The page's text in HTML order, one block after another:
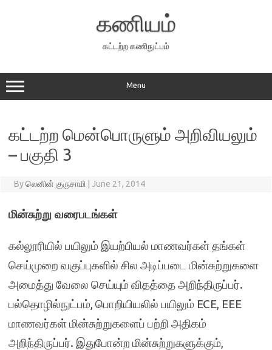
கணியம்
கட்டற்ற கணிநுட்பம்
Menu
கட்டற்ற மென்பொருளும் அறிவியலும்
– பகுதி 3
Byலெனின் குருசாமி June 21, 2014
மின்சுற்று வரைபடங்கள்
கல்லூரியில் பயிலும் இயற்பியல் மாணவர்கள் தங்கள்
செய்முறை வகுப்புகளில் சில அடிப்படை மின்சுற்றுகளை
அமைத்து வேலை செய்யும் விதத்தை அறிந்திருப்பர்.
பல்தொழில்நுட்பம், பொறியியலில் பயிலும் ECE, EEE
மாணவர்கள் மின்சுற்றுகளைப் பற்றி அதிகம்
அறிந்திருப்பர். இதுபோன்ற மின்சுற்றுகளுக்கும்,